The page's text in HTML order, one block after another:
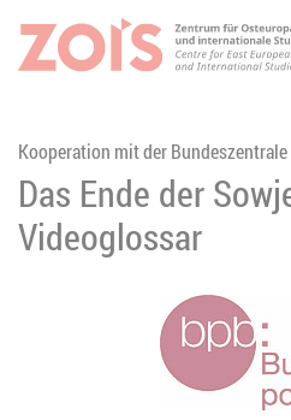
ZUM HAUPTINHALT
ZUR SUCHE SPRINGEN
Kooperation mit der
Das Ende der
Videoglossar